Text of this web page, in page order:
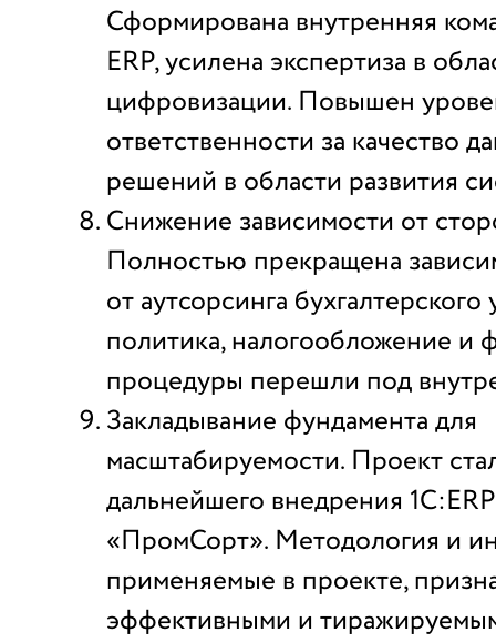
Сформирована внутренняя
ERP, усилена экспертиза в
цифровизации. Повышен
ответственности за качество
решений в области развития
Снижение зависимости от
Полностью прекращена
от аутсорсинга бухгалтерского
политика, налогообложение и
процедуры перешли под
Закладывание фундамента для
масштабируемости. Проект
дальнейшего внедрения
«ПромСорт». Методология и
применяемые в проекте,
эффективными и